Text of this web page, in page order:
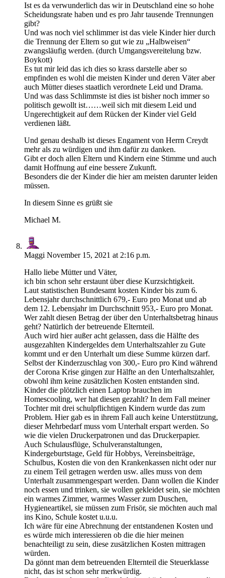
Ist es da verwunderlich das wir in Deutschland eine so hohe
Scheidungsrate haben und es pro Jahr tausende Trennungen
gibt?
Und was noch viel schlimmer ist das viele Kinder hier durch
die Trennung der Eltern so gut wie zu „Halbweisen“
zwangsläufig werden. (durch Umgangsvereitelung bzw.
Boykott)
Es tut mir leid das ich dies so krass darstelle aber so
empfinden es wohl die meisten Kinder und deren Väter aber
auch Mütter dieses staatlich verordnete Leid und Drama.
Und was dass Schlimmste ist dies ist bisher noch immer so
politisch gewollt ist……weil sich mit diesem Leid und
Ungerechtigkeit auf dem Rücken der Kinder viel Geld
verdienen läßt.
Und genau deshalb ist dieses Engament von Herrn Creydt
mehr als zu würdigen und ihm dafür zu danken.
Gibt er doch allen Eltern und Kindern eine Stimme und auch
damit Hoffnung auf eine bessere Zukunft.
Besonders die der Kinder die hier am meisten darunter leiden
müssen.
In diesem Sinne es grüßt sie
Michael M.
Maggi November 15, 2021 at 2:16 p.m.
Hallo liebe Mütter und Väter,
ich bin schon sehr erstaunt über diese Kurzsichtigkeit.
Laut statistischen Bundesamt kosten Kinder bis zum 6.
Lebensjahr durchschnittlich 679,- Euro pro Monat und ab
dem 12. Lebensjahr im Durchschnitt 953,- Euro pro Monat.
Wer zahlt diesen Betrag der über den Unterhaltsbetrag hinaus
geht? Natürlich der betreuende Elternteil.
Auch wird hier außer acht gelassen, dass die Hälfte des
ausgezahlten Kindergeldes dem Unterhaltszahler zu Gute
kommt und er den Unterhalt um diese Summe kürzen darf.
Selbst der Kinderzuschlag von 300,- Euro pro Kind während
der Corona Krise gingen zur Hälfte an den Unterhaltszahler,
obwohl ihm keine zusätzlichen Kosten entstanden sind.
Kinder die plötzlich einen Laptop brauchen im
Homescooling, wer hat diesen gezahlt? In dem Fall meiner
Tochter mit drei schulpflichtigen Kindern wurde das zum
Problem. Hier gab es in ihrem Fall auch keine Unterstützung,
dieser Mehrbedarf muss vom Unterhalt erspart werden. So
wie die vielen Druckerpatronen und das Druckerpapier.
Auch Schulausflüge, Schulveranstaltungen,
Kindergeburtstage, Geld für Hobbys, Vereinsbeiträge,
Schulbus, Kosten die von den Krankenkassen nicht oder nur
zu einem Teil getragen werden usw. alles muss von dem
Unterhalt zusammengespart werden. Dann wollen die Kinder
noch essen und trinken, sie wollen gekleidet sein, sie möchten
ein warmes Zimmer, warmes Wasser zum Duschen,
Hygieneartikel, sie müssen zum Frisör, sie möchten auch mal
ins Kino, Schule kostet u.u.u.
Ich wäre für eine Abrechnung der entstandenen Kosten und
es würde mich interessieren ob die die hier meinen
benachteiligt zu sein, diese zusätzlichen Kosten mittragen
würden.
Da gönnt man dem betreuenden Elternteil die Steuerklasse
nicht, das ist schon sehr merkwürdig.